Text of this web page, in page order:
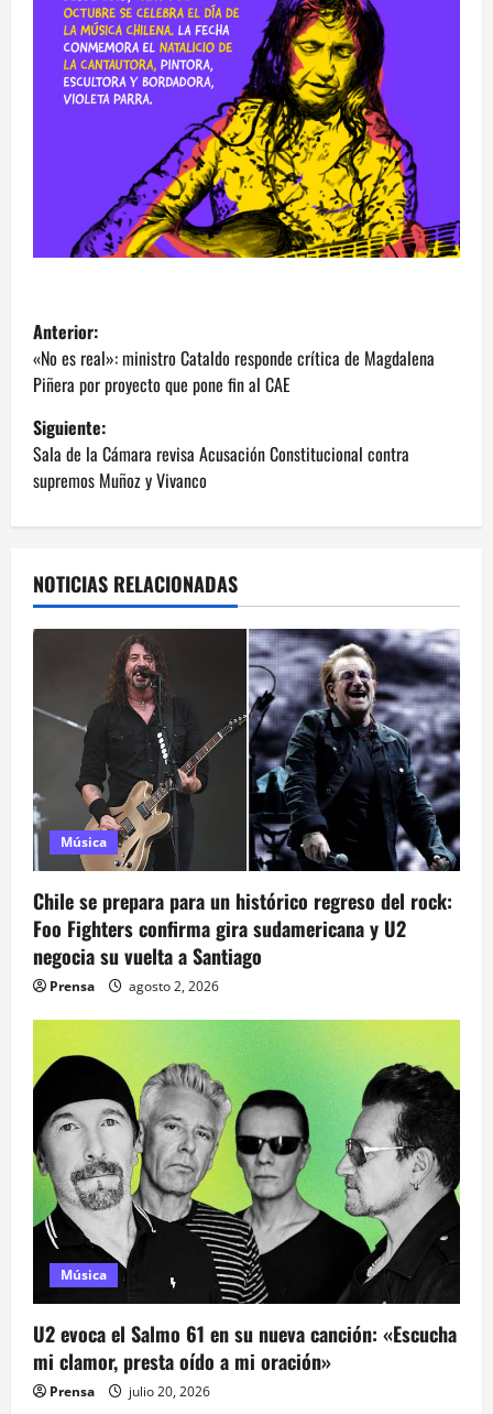
N
a
v
e
g
c
i
ó
d
e
e
n
t
r
a
d
a
s
Anterior:
«No es real»: ministro Cataldo responde crítica de Magdalena
Piñera por proyecto que pone fin al CAE
Siguiente:
Sala de la Cámara revisa Acusación Constitucional contra
supremos Muñoz y Vivanco
NOTICIAS RELACIONADAS
Música
Chile se prepara para un histórico regreso del rock:
Foo Fighters confirma gira sudamericana y U2
negocia su vuelta a Santiago
Prensa agosto 2, 2026
Música
U2 evoca el Salmo 61 en su nueva canción: «Escucha
mi clamor, presta oído a mi oración»
Prensa julio 20, 2026